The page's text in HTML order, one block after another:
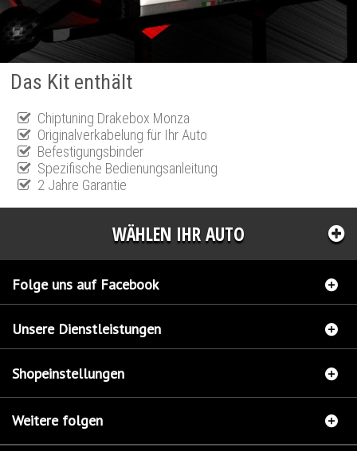
Das Kit enthält
Chiptuning Drakebox Monza
Originalverkabelung für Ihr Auto
Befestigungsbinder
Spezifische Bedienungsanleitung
2 Jahre Garantie
WÄHLEN IHR AUTO
Folge uns auf Facebook
Unsere Dienstleistungen
Shopeinstellungen
Weitere folgen